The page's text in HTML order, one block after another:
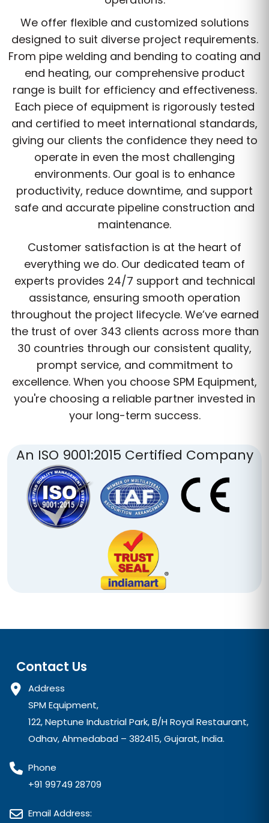
We offer flexible and customized solutions
designed to suit diverse project requirements.
From pipe welding and bending to coating and
end heating, our comprehensive product
range is built for efficiency and effectiveness.
Each piece of equipment is rigorously tested
and certified to meet international standards,
giving our clients the confidence they need to
operate in even the most challenging
environments. Our goal is to enhance
productivity, reduce downtime, and support
safe and accurate pipeline construction and
maintenance.
Customer satisfaction is at the heart of
everything we do. Our dedicated team of
experts provides 24/7 support and technical
assistance, ensuring smooth operation
throughout the project lifecycle. We’ve earned
the trust of over 343 clients across more than
30 countries through our consistent quality,
prompt service, and commitment to
excellence. When you choose SPM Equipment,
you're choosing a reliable partner invested in
your long-term success.
An ISO 9001:2015 Certified Company
Contact Us
Address
SPM Equipment,
122, Neptune Industrial Park, B/H Royal Restaurant,
Odhav, Ahmedabad – 382415, Gujarat, India.
Phone
+91 99749 28709
Email Address: